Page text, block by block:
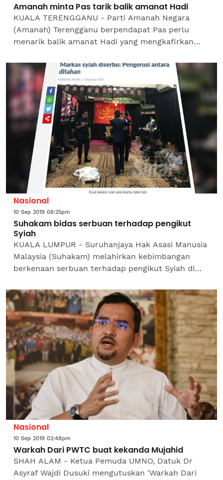
Amanah minta Pas tarik balik amanat Hadi
KUALA TERENGGANU - Parti Amanah Negara
(Amanah) Terengganu berpendapat Pas perlu
menarik balik amanat Hadi yang mengkafirkan
tuduhan Pas sebagai sebuah...
Nasional
10 Sep 2019 08:25pm
Suhakam bidas serbuan terhadap pengikut
Syiah
KUALA LUMPUR - Suruhanjaya Hak Asasi Manusia
Malaysia (Suhakam) melahirkan kebimbangan
berkenaan serbuan terhadap pengikut Syiah di
tangkapan...
Nasional
10 Sep 2019 02:48pm
Warkah Dari PWTC buat kekanda Mujahid
SHAH ALAM - Ketua Pemuda UMNO, Datuk Dr
Asyraf Wajdi Dusuki mengutuskan 'Warkah Dari